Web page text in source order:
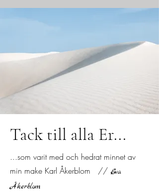
Tack till alla Er...
...som varit med och hedrat minnet av
min make Karl Åkerblom
// Eva
Åkerblom